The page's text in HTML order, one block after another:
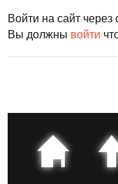
Войти на сайт через
Вы должны войти